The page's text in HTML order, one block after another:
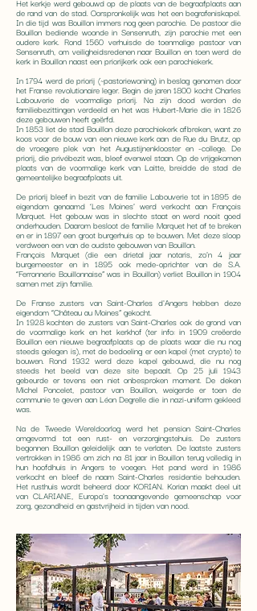
Het kerkje werd gebouwd op de plaats van de begraafplaats aan
de rand van de stad. Oorspronkelijk was het een begrafeniskapel.
In die tijd was Bouillon immers nog geen parochie. De pastoor die
Bouillon bediende woonde in Sensenruth, zijn parochie met een
oudere kerk. Rond 1560 verhuisde de toenmalige pastoor van
Sensenruth, om veiligheidsredenen naar Bouillon en toen werd de
kerk in Bouillon naast een priorijkerk ook een parochiekerk.
In 1794 werd de priorij (~pastoriewoning) in beslag genomen door
het Franse revolutionaire leger. Begin de jaren 1800 kocht Charles
Labouverie de voormalige priorij. Na zijn dood werden de
familiebezittingen verdeeld en het was Hubert-Marie die in 1826
deze gebouwen heeft geërfd.
In 1853 liet de stad Bouillon deze parochiekerk afbreken, want ze
koos voor de bouw van een nieuwe kerk aan de Rue du Brutz, op
de vroegere plek van het Augustijnenklooster en -college. De
priorij, die privébezit was, bleef evenwel staan. Op de vrijgekomen
plaats van de voormalige kerk van Laitte, breidde de stad de
gemeentelijke begraafplaats uit.
De priorij bleef in bezit van de familie Labouverie tot in 1895 de
eigendom genaamd ‘Les Moines’ werd verkocht aan François
Marquet. Het gebouw was in slechte staat en werd nooit goed
onderhouden. Daarom besloot de familie Marquet het af te breken
en er in 1897 een groot burgerhuis op te bouwen. Met deze sloop
verdween een van de oudste gebouwen van Bouillon.
François Marquet (die een drietal jaar notaris, zo’n 4 jaar
burgemeester en in 1895 ook mede-oprichter van de S.A.
“Ferronnerie Bouillonnaise” was in Bouillon) verliet Bouillon in 1904
samen met zijn familie.
De Franse zusters van Saint-Charles d'Angers hebben deze
eigendom “Château au Moines” gekocht.
In 1928 kochten de zusters van Saint-Charles ook de grond van
de voormalige kerk en het kerkhof (ter info: in 1909 creëerde
Bouillon een nieuwe begraafplaats op de plaats waar die nu nog
steeds gelegen is), met de bedoeling er een kapel (met crypte) te
bouwen. Rond 1932 werd deze kapel gebouwd, die nu nog
steeds het beeld van deze site bepaalt. Op 25 juli 1943
gebeurde er tevens een niet onbesproken moment. De deken
Michel Poncelet, pastoor van Bouillon, weigerde er toen de
communie te geven aan Léon Degrelle die in nazi-uniform gekleed
was.
Na de Tweede Wereldoorlog werd het pension Saint-Charles
omgevormd tot een rust- en verzorgingstehuis. De zusters
begonnen Bouillon geleidelijk aan te verlaten. De laatste zusters
vertrokken in 1986 om zich na 81 jaar in Bouillon terug volledig in
hun hoofdhuis in Angers te voegen. Het pand werd in 1986
verkocht en bleef de naam Saint-Charles residentie behouden.
Het rusthuis wordt beheerd door KORIAN. Korian maakt deel uit
van CLARIANE, Europa's toonaangevende gemeenschap voor
zorg, gezondheid en gastvrijheid in tijden van nood.